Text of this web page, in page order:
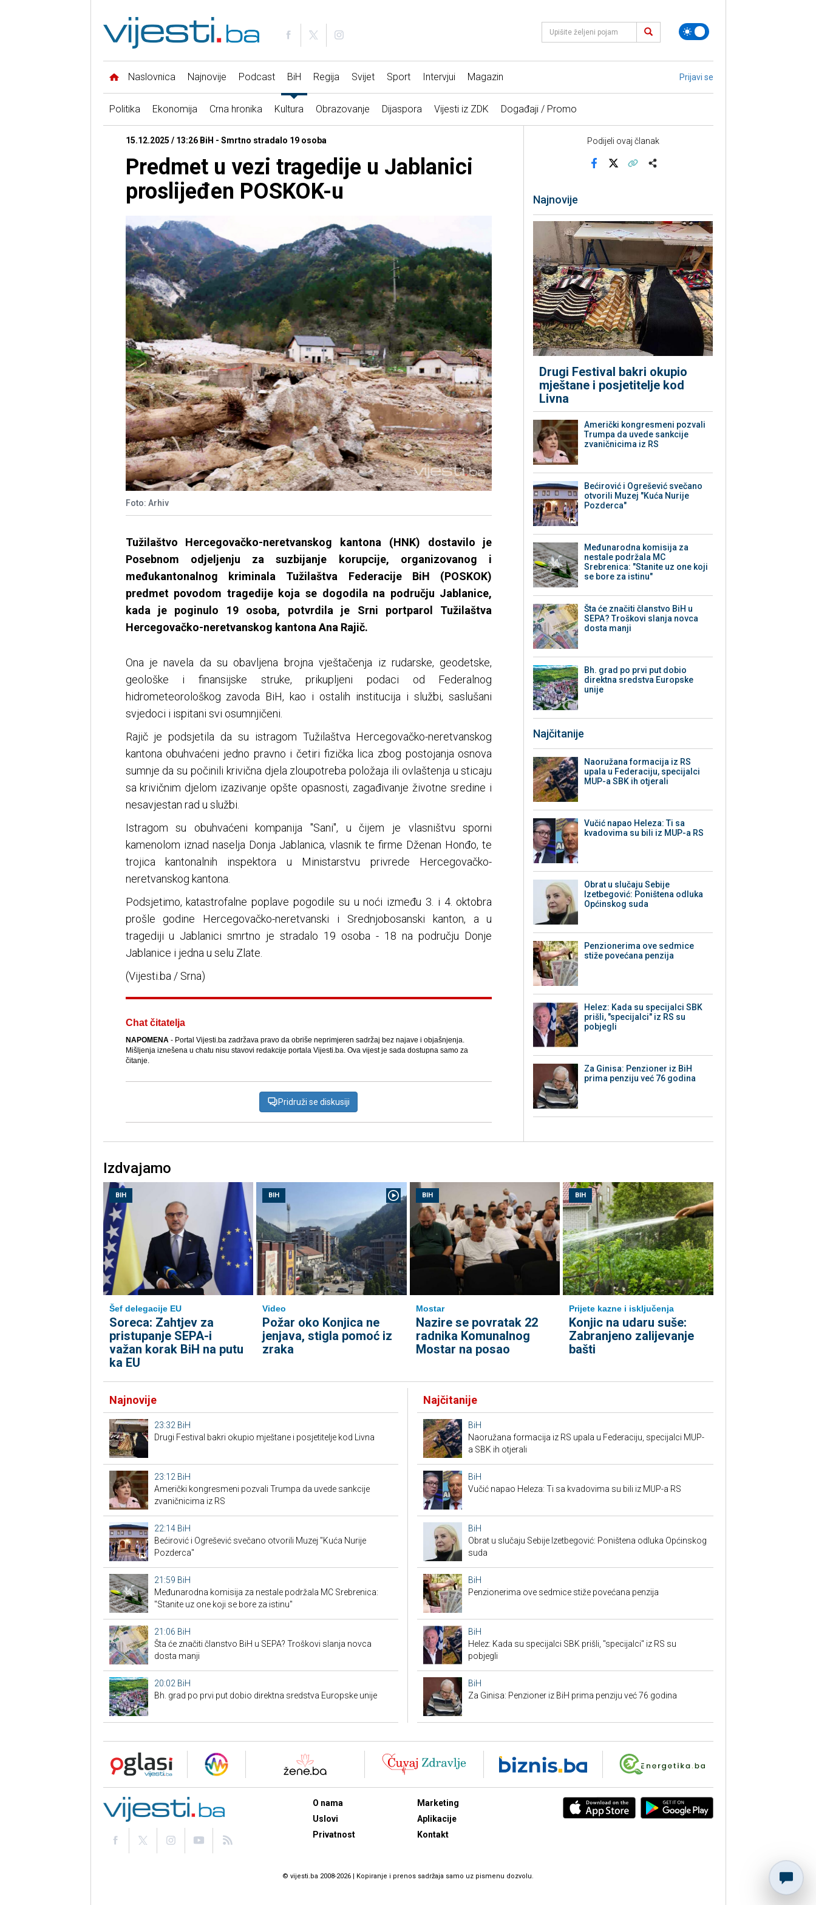
Naslovnica Najnovije Podcast BiH Regija Svijet Sport Intervjui Magazin Prijavi se
Politika Ekonomija Crna hronika Kultura Obrazovanje Dijaspora Vijesti iz ZDK Događaji / Promo
15.12.2025 / 13:26 BiH - Smrtno stradalo 19 osoba
Predmet u vezi tragedije u Jablanici
proslijeđen POSKOK-u
Foto: Arhiv
Tužilaštvo Hercegovačko-neretvanskog kantona (HNK) dostavilo je
Posebnom odjeljenju za suzbijanje korupcije, organizovanog i
međukantonalnog kriminala Tužilaštva Federacije BiH (POSKOK)
predmet povodom tragedije koja se dogodila na području Jablanice,
kada je poginulo 19 osoba, potvrdila je Srni portparol Tužilaštva
Hercegovačko-neretvanskog kantona Ana Rajič.
Ona je navela da su obavljena brojna vještačenja iz rudarske, geodetske,
geološke i finansijske struke, prikupljeni podaci od Federalnog
hidrometeorološkog zavoda BiH, kao i ostalih institucija i službi, saslušani
svjedoci i ispitani svi osumnjičeni.
Rajič je podsjetila da su istragom Tužilaštva Hercegovačko-neretvanskog
kantona obuhvaćeni jedno pravno i četiri fizička lica zbog postojanja osnova
sumnje da su počinili krivična djela zloupotreba položaja ili ovlaštenja u sticaju
sa krivičnim djelom izazivanje opšte opasnosti, zagađivanje životne sredine i
nesavjestan rad u službi.
Istragom su obuhvaćeni kompanija "Sani", u čijem je vlasništvu sporni
kamenolom iznad naselja Donja Jablanica, vlasnik te firme Dženan Honđo, te
trojica kantonalnih inspektora u Ministarstvu privrede Hercegovačko-
neretvanskog kantona.
Podsjetimo, katastrofalne poplave pogodile su u noći između 3. i 4. oktobra
prošle godine Hercegovačko-neretvanski i Srednjobosanski kanton, a u
tragediji u Jablanici smrtno je stradalo 19 osoba - 18 na području Donje
Jablanice i jedna u selu Zlate.
(Vijesti.ba / Srna)
Chat čitatelja
NAPOMENA- Portal Vijesti.ba zadržava pravo da obriše neprimjeren sadržaj bez najave i objašnjenja.
Mišljenja iznešena u chatu nisu stavovi redakcije portala Vijesti.ba. Ova vijest je sada dostupna samo za
čitanje.
Pridruži se diskusiji
Podijeli ovaj članak
Najnovije
Drugi Festival bakri okupio
mještane i posjetitelje kod
Livna
Američki kongresmeni pozvali
Trumpa da uvede sankcije
zvaničnicima iz RS
Bećirović i Ogrešević svečano
otvorili Muzej "Kuća Nurije
Pozderca"
Međunarodna komisija za
nestale podržala MC
Srebrenica: "Stanite uz one koji
se bore za istinu"
Šta će značiti članstvo BiH u
SEPA? Troškovi slanja novca
dosta manji
Bh. grad po prvi put dobio
direktna sredstva Europske
unije
Najčitanije
Naoružana formacija iz RS
upala u Federaciju, specijalci
MUP-a SBK ih otjerali
Vučić napao Heleza: Ti sa
kvadovima su bili iz MUP-a RS
Obrat u slučaju Sebije
Izetbegović: Poništena odluka
Općinskog suda
Penzionerima ove sedmice
stiže povećana penzija
Helez: Kada su specijalci SBK
prišli, "specijalci" iz RS su
pobjegli
Za Ginisa: Penzioner iz BiH
prima penziju već 76 godina
Izdvajamo
BIH
Šef delegacije EU
Soreca: Zahtjev za
pristupanje SEPA-i
važan korak BiH na putu
ka EU
BIH
Video
Požar oko Konjica ne
jenjava, stigla pomoć iz
zraka
BIH
Mostar
Nazire se povratak 22
radnika Komunalnog
Mostar na posao
BIH
Prijete kazne i isključenja
Konjic na udaru suše:
Zabranjeno zalijevanje
bašti
Najnovije
23:32 BiH
Drugi Festival bakri okupio mještane i posjetitelje kod Livna
23:12 BiH
Američki kongresmeni pozvali Trumpa da uvede sankcije
zvaničnicima iz RS
22:14 BiH
Bećirović i Ogrešević svečano otvorili Muzej "Kuća Nurije
Pozderca"
21:59 BiH
Međunarodna komisija za nestale podržala MC Srebrenica:
"Stanite uz one koji se bore za istinu"
21:06 BiH
Šta će značiti članstvo BiH u SEPA? Troškovi slanja novca
dosta manji
20:02 BiH
Bh. grad po prvi put dobio direktna sredstva Europske unije
Najčitanije
BiH
Naoružana formacija iz RS upala u Federaciju, specijalci MUP-
a SBK ih otjerali
BiH
Vučić napao Heleza: Ti sa kvadovima su bili iz MUP-a RS
BiH
Obrat u slučaju Sebije Izetbegović: Poništena odluka Općinskog
suda
BiH
Penzionerima ove sedmice stiže povećana penzija
BiH
Helez: Kada su specijalci SBK prišli, "specijalci" iz RS su
pobjegli
BiH
Za Ginisa: Penzioner iz BiH prima penziju već 76 godina
O nama
Uslovi
Privatnost
Marketing
Aplikacije
Kontakt
© vijesti.ba 2008-2026 | Kopiranje i prenos sadržaja samo uz pismenu dozvolu.